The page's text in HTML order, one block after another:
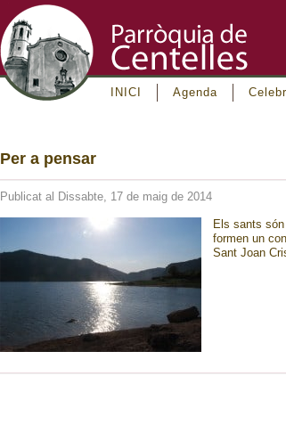
INICI Agenda
Per a pensar
Publicat al Dissabte, 17 de maig de 2014
Els sants
formen un
Sant Joan